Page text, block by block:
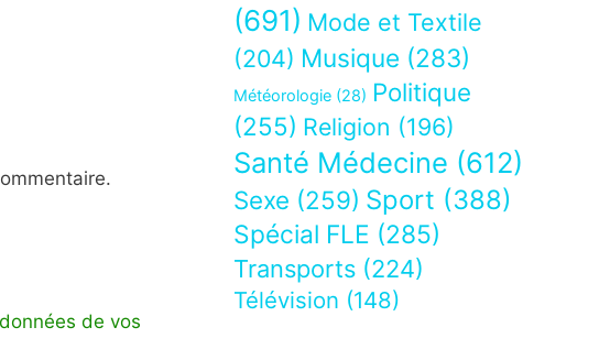
de vos
(691) Mode et Textile
(204) Musique (283)
Météorologie (28) Politique
(255) Religion (196)
Santé Médecine (612)
Sexe (259) Sport (388)
Spécial FLE (285)
Transports (224)
Télévision (148)